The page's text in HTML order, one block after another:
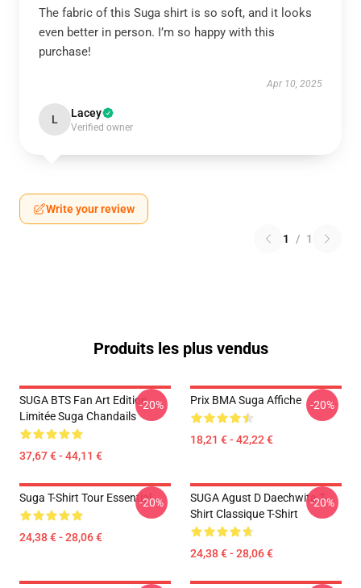
The fabric of this Suga shirt is so soft, and it looks
even better in person. I’m so happy with this
purchase!
Apr 10, 2025
L Lacey
Verified owner
Write your review
1 / 1
Produits les plus vendus
SUGA BTS Fan Art Edition
Limitée Suga Chandails
37,67 € - 44,11 €
-20% Prix BMA Suga Affiche
18,21 € - 42,22 €
-20%
Suga T-Shirt Tour Essential
24,38 € - 28,06 €
-20%
SUGA Agust D Daechwita T-
Shirt Classique T-Shirt
24,38 € - 28,06 €
-20%